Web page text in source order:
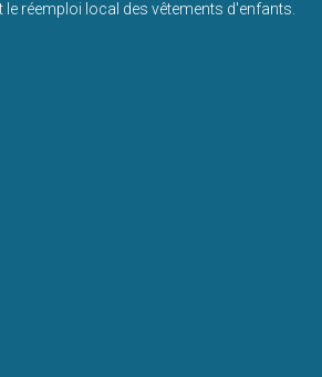
le réemploi local des vêtements d'enfants.